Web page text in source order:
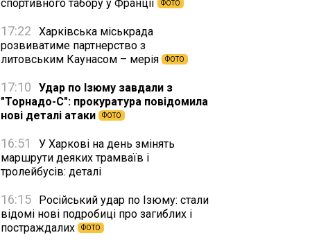
спортивного табору у Франції
ФОТО
17:22
Харківська міськрада
розвиватиме партнерство з
литовським Каунасом – мерія
ФОТО
17:10
Удар по Ізюму завдали з
"Торнадо-С": прокуратура повідомила
нові деталі атаки
ФОТО
16:51
У Харкові на день змінять
маршрути деяких трамваїв і
тролейбусів: деталі
16:15
Російський удар по Ізюму: стали
відомі нові подробиці про загиблих і
постраждалих
ФОТО